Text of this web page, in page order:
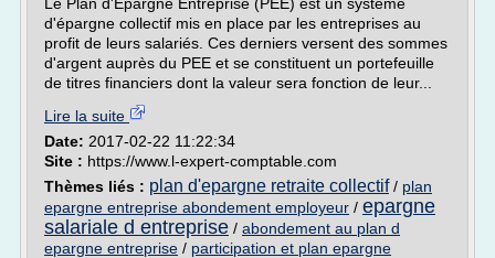
d'épargne collectif mis en place par les entreprises au
profit de leurs salariés. Ces derniers versent des sommes
d'argent auprès du PEE et se constituent un portefeuille
de titres financiers dont la valeur sera fonction de leur...
Lire la suite
Date: 2017-02-22 11:22:34
Site : https://www.l-expert-comptable.com
Thèmes liés : plan d'epargne retraite collectif/ plan
epargne entreprise abondement employeur / epargne
salariale d entreprise / abondement au plan d
epargne entreprise / participation et plan epargne